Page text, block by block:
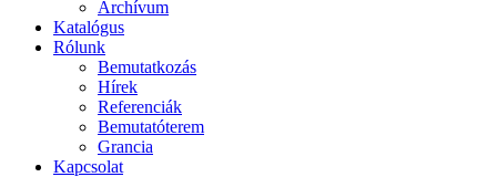
Archívum
Katalógus
Rólunk
Bemutatkozás
Hírek
Referenciák
Bemutatóterem
Grancia
Kapcsolat